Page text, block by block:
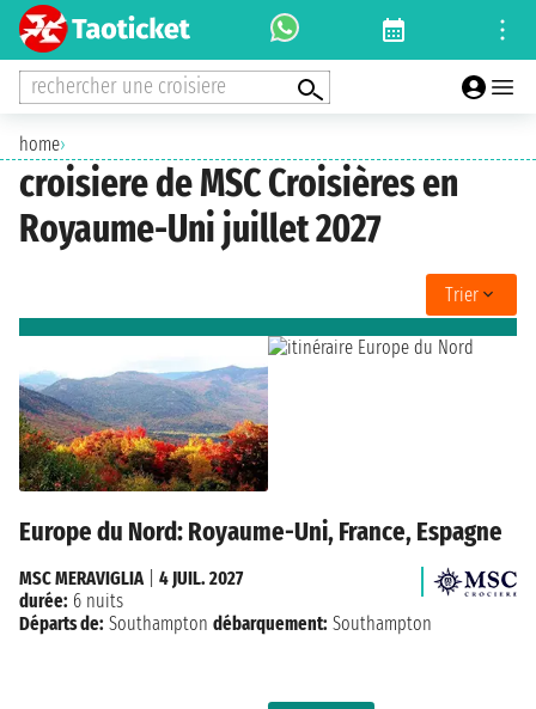
rechercher une croisiere
home›
croisiere de MSC Croisières en
Royaume-Uni juillet 2027
Trier
Europe du Nord: Royaume-Uni, France, Espagne
MSC MERAVIGLIA
4 JUIL. 2027
durée: 6 nuits
Départs de: Southampton débarquement: Southampton